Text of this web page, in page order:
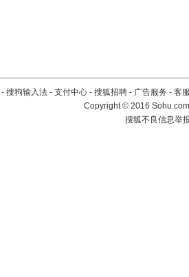
- 搜狗输入法 - 支付中心 - 搜狐招聘 - 广告服务 - 客
Copyright©2016
搜狐不良信息举